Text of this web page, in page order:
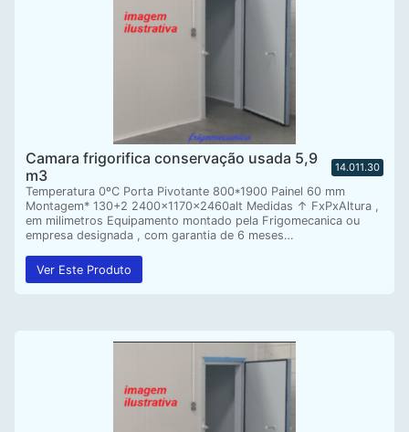
Camara frigorifica conservação usada 5,9
m3
14.011.30
Temperatura 0ºC Porta Pivotante 800*1900 Painel 60 mm
Montagem* 130+2 2400x1170x2460alt Medidas ↑ FxPxAltura ,
em milimetros Equipamento montado pela Frigomecanica ou
empresa designada , com garantia de 6 meses…
Ver Este Produto